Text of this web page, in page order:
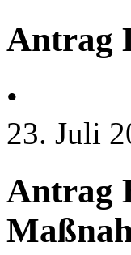
Antrag
•
23. Juli
Antrag